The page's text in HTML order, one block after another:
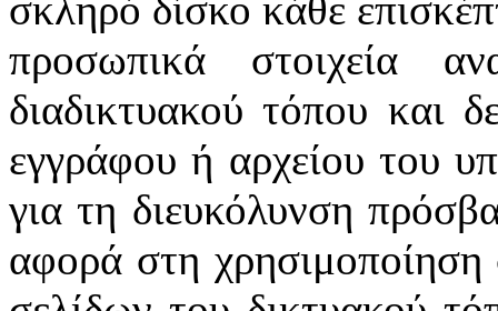
σκληρό δίσκο κάθε
προσωπικά στοιχεία
διαδικτυακού τόπου και
εγγράφου ή αρχείου του
για τη διευκόλυνση
αφορά στη